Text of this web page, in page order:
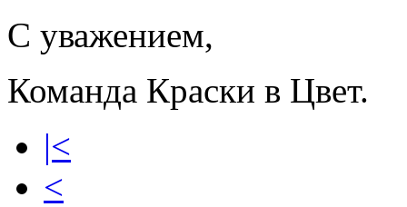
С уважением,
Команда Краски в Цвет.
|<
<